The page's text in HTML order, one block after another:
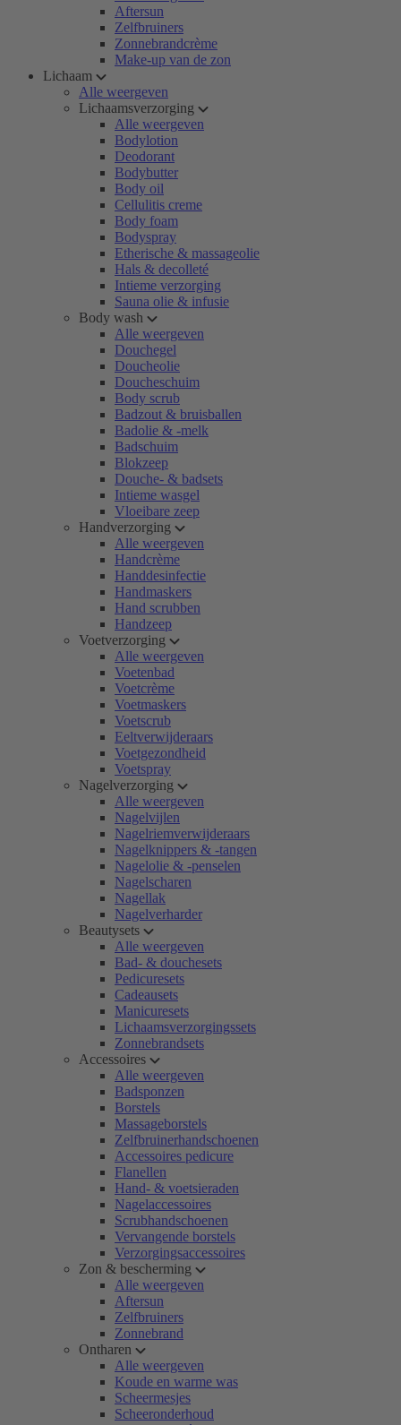
Aftersun
Zelfbruiners
Zonnebrandcrème
Make-up van de zon
Lichaam
Alle weergeven
Lichaamsverzorging
Alle weergeven
Bodylotion
Deodorant
Bodybutter
Body oil
Cellulitis creme
Body foam
Bodyspray
Etherische & massageolie
Hals & decolleté
Intieme verzorging
Sauna olie & infusie
Body wash
Alle weergeven
Douchegel
Doucheolie
Doucheschuim
Body scrub
Badzout & bruisballen
Badolie & -melk
Badschuim
Blokzeep
Douche- & badsets
Intieme wasgel
Vloeibare zeep
Handverzorging
Alle weergeven
Handcrème
Handdesinfectie
Handmaskers
Hand scrubben
Handzeep
Voetverzorging
Alle weergeven
Voetenbad
Voetcrème
Voetmaskers
Voetscrub
Eeltverwijderaars
Voetgezondheid
Voetspray
Nagelverzorging
Alle weergeven
Nagelvijlen
Nagelriemverwijderaars
Nagelknippers & -tangen
Nagelolie & -penselen
Nagelscharen
Nagellak
Nagelverharder
Beautysets
Alle weergeven
Bad- & douchesets
Pedicuresets
Cadeausets
Manicuresets
Lichaamsverzorgingssets
Zonnebrandsets
Accessoires
Alle weergeven
Badsponzen
Borstels
Massageborstels
Zelfbruinerhandschoenen
Accessoires pedicure
Flanellen
Hand- & voetsieraden
Nagelaccessoires
Scrubhandschoenen
Vervangende borstels
Verzorgingsaccessoires
Zon & bescherming
Alle weergeven
Aftersun
Zelfbruiners
Zonnebrand
Ontharen
Alle weergeven
Koude en warme was
Scheermesjes
Scheeronderhoud